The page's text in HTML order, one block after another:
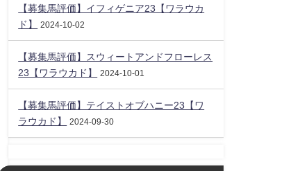
【募集馬評価】イフィゲニア23【ワラウカ
ド】
2024-10-02
【募集馬評価】スウィートアンドフローレス
23【ワラウカド】
2024-10-01
【募集馬評価】テイストオブハニー23【ワ
ラウカド】
2024-09-30